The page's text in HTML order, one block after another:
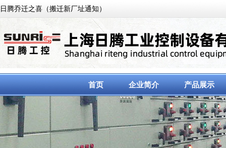
日腾乔迁之喜（搬迁新厂址通知）
首页 企业简介 产品展示